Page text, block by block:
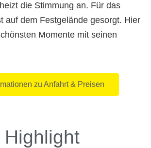
die Stimmung an. Für das
auf dem Festgelände gesorgt. Hier
Momente mit seinen
zu Anfahrt & Preisen
Highlight